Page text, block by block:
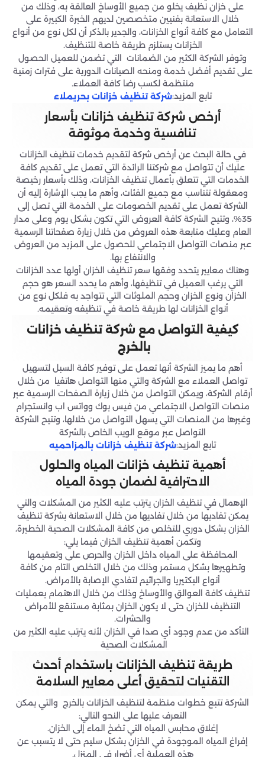
على خزان نظيف يخلو من جميع الأوساخ العالقة به، وذلك من
خلال الاستعانة بفنيين متخصصين لديهم الخبرة الكبيرة على
التعامل مع كافة أنواع الخزانات، والجدير بالذكر أن لكل نوع من أنواع
الخزانات يستلزم طريقة خاصة للتنظيف.
وتوفر الشركة الكثير من الضمانات التي تضمن للعميل الحصول
على تقديم أفضل خدمة ومنحه الصيانات الدورية على فترات زمنية
منتظمة لكسب رضا كافة العملاء.
تابع المزيد:شركة تنظيف خزانات بحريملاء
أرخص شركة تنظيف خزانات بأسعار
تنافسية وخدمة موثوقة
في حالة البحث عن أرخص شركة لتقديم خدمات تنظيف الخزانات
عليك أن تتواصل مع شركتنا الرائدة التي تعمل على تقديم كافة
الخدمات التي تتعلق بأعمال تنظيف الخزانات، وذلك بأسعار رخيصة
ومعقولة تتناسب مع جميع الفئات، وأهم ما يجب الإشارة إليه أن
الشركة تعمل على تقديم الخصومات على الخدمة التي تصل إلى
35%، وتتيح الشركة كافة العروض التي تكون بشكل يوم وعلى مدار
العام وعليك متابعة هذه العروض من خلال زيارة صفحاتنا الرسمية
عبر منصات التواصل الاجتماعي للحصول على المزيد من العروض
والانتفاع بها.
وهناك معايير يتحدد وفقها سعر تنظيف الخزان أولها عدد الخزانات
التي يرغب العميل في تنظيفها، وأهم ما يحدد السعر هو حجم
الخزان ونوع الخزان وحجم الملوثات التي تتواجد به فلكل نوع من
أنواع الخزانات لها طريقة خاصة في تنظيفه وتعقيمه.
كيفية التواصل مع شركة تنظيف خزانات
بالخرج
أهم ما يميز الشركة أنها تعمل على توفير كافة السبل لتسهيل
تواصل العملاء مع الشركة والتي منها التواصل هاتفيا من خلال
أرقام الشركة، ويمكن التواصل من خلال زيارة الصفحات الرسمية عبر
منصات التواصل الاجتماعي من فيس بوك وواتس اب وانستجرام
وغيرها من المنصات التي يسهل التواصل من خلالها، وتتيح الشركة
التواصل عبر موقع الويب الخاص بالشركة
تابع المزيد:شركة تنظيف خزانات بالمزاحميه
أهمية تنظيف خزانات المياه والحلول
الاحترافية لضمان جودة المياه
الإهمال في تنظيف الخزان يترتب عليه الكثير من المشكلات والتي
يمكن تفاديها من خلال تفاديها من خلال الاستعانة بشركة تنظيف
الخزان بشكل دوري للتخلص من كافة المشكلات الصحية الخطيرة،
وتكمن أهمية تنظيف الخزان فيما يلي:
المحافظة على المياه داخل الخزان والحرص على وتعقيمها
وتطهيرها بشكل مستمر وذلك من خلال التخلص التام من كافة
أنواع البكتيريا والجراثيم لتفادي الإصابة بالأمراض.
تنظيف كافة العوالق والأوساخ وذلك من خلال الاهتمام بعمليات
التنظيف للخزان حتى لا يكون الخزان بمثابة مستنقع للأمراض
والحشرات.
التأكد من عدم وجود أي صدا في الخزان لأنه يترتب عليه الكثير من
المشكلات الصحية
طريقة تنظيف الخزانات باستخدام أحدث
التقنيات لتحقيق أعلى معايير السلامة
الشركة تتبع خطوات منظمة لتنظيف الخزانات بالخرج والتي يمكن
التعرف عليها على النحو التالي:
إغلاق محابس المياه التي تضخ الماء إلى الخزان.
إفراغ المياه الموجودة في الخزان بشكل سليم حتى لا يتسبب عن
هذه العملية أي أضرار في المنزل.